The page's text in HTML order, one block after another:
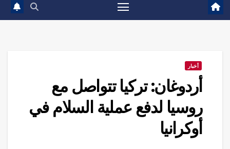
أخبار
أردوغان: تركيا تتواصل مع
روسيا لدفع عملية السلام في
أوكرانيا